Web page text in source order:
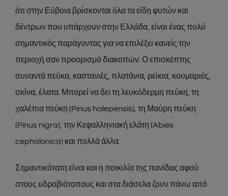
ότι στην Εύβοια βρίσκονται όλα τα είδη φυτών και
δέντρων που υπάρχουν στην Ελλάδα, είναι ένας πολύ
σημαντικός παράγοντας για να επιλέξει κανείς την
περιοχή σαν προορισμό διακοπών. Ο επισκέπτης
συναντά πεύκα, καστανιές, πλατάνια, ρείκια, κουμαριές,
σκίνα, έλατα. Μπορεί να δει τη λευκόδερμη πεύκη, τη
χαλέπια πεύκη (Pinus halepensis), τη Μαύρη πεύκη
(Pinus nigra), την Κεφαλληνιακή ελάτη (Abies
cephalonica) και πολλά άλλα.
Σημαντικότατη είναι και η ποικιλία της πανίδας αφού
στους υδροβιότοπους και στα διάσελα ζουν πάνω από